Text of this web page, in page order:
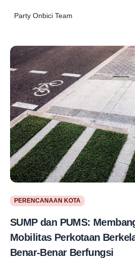
Party Onbici Team
PERENCANAAN KOTA
SUMP dan PUMS:
Mobilitas Perkotaan
Benar-Benar Berfungsi